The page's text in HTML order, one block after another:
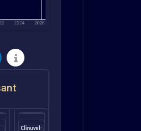
Clinuvel: